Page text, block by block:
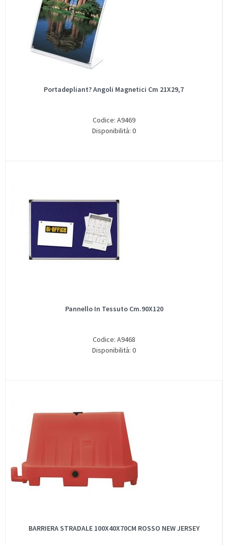
Portadepliant? Angoli Magnetici Cm 21X29,7
Codice: A9469
Disponibilità: 0
Pannello In Tessuto Cm.90X120
Codice: A9468
Disponibilità: 0
BARRIERA STRADALE 100X40X70CM ROSSO NEW JERSEY